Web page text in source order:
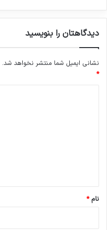
دیدگاهتان را بنویسید
نشانی ایمیل شما منتشر نخواهد شد.
*
نام*